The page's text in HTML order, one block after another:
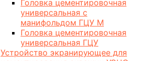
Головка цементировочная
универсальная с
манифольдом ГЦУ М
Головка цементировочная
универсальная ГЦУ
Устройство экранирующее для